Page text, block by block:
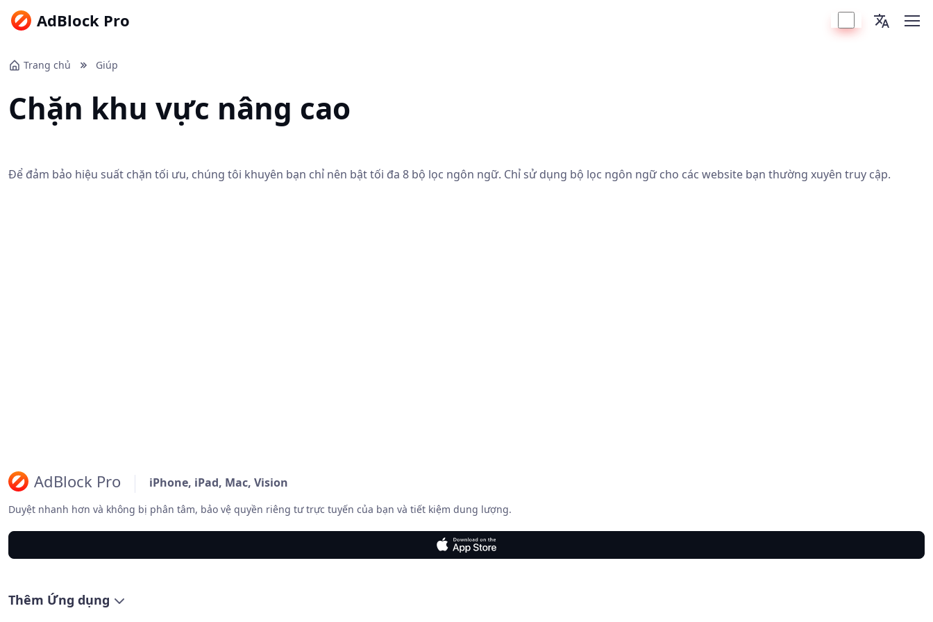
AdBlock Pro
Trang chủ Giúp
Chặn khu vực nâng cao
Để đảm bảo hiệu suất chặn tối ưu, chúng tôi khuyên bạn chỉ nên bật tối đa 8 bộ lọc ngôn ngữ. Chỉ sử dụng bộ lọc ngôn ngữ cho các website bạn thường xuyên truy cập.
AdBlock Pro iPhone, iPad, Mac, Vision
Duyệt nhanh hơn và không bị phân tâm, bảo vệ quyền riêng tư trực tuyến của bạn và tiết kiệm dung lượng.
Thêm Ứng dụng